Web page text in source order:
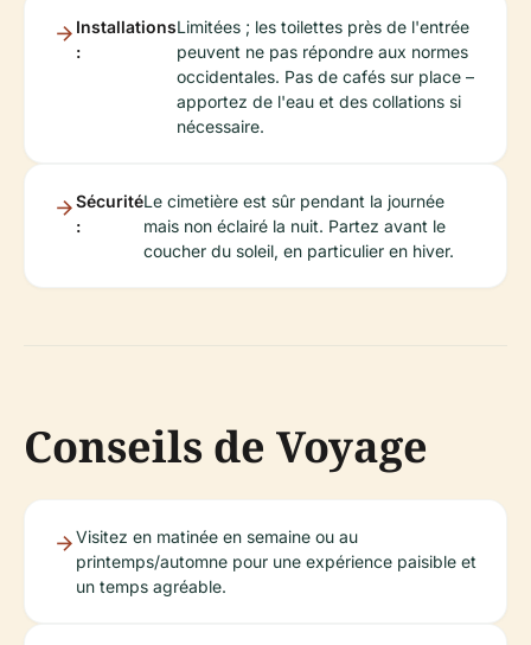
Installations
:
Limitées ; les toilettes près de l'entrée
peuvent ne pas répondre aux normes
occidentales. Pas de cafés sur place –
apportez de l'eau et des collations si
nécessaire.
Sécurité
:
Le cimetière est sûr pendant la journée
mais non éclairé la nuit. Partez avant le
coucher du soleil, en particulier en hiver.
Conseils de Voyage
Visitez en matinée en semaine ou au
printemps/automne pour une expérience paisible et
un temps agréable.